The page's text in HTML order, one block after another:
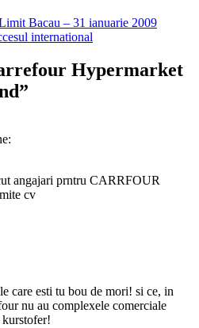
Bacau – 31 ianuarie 2009
international
Hypermarket
”
angajari prntru CARRFOUR
cv
care esti tu bou de mori! si ce, in
nu au complexele comerciale
kurstofer!